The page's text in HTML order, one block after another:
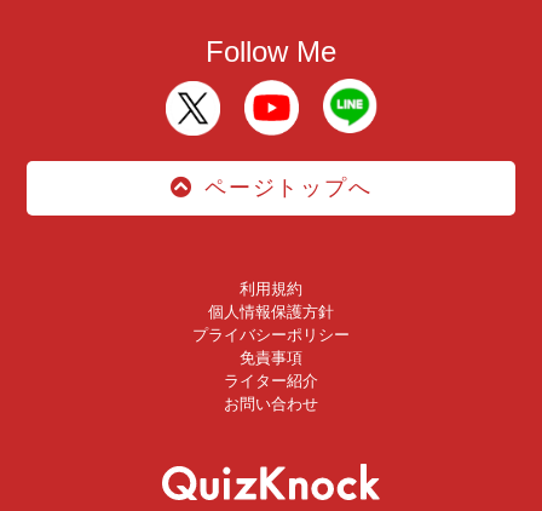
Follow Me
ページトップへ
利用規約
個人情報保護方針
プライバシーポリシー
免責事項
ライター紹介
お問い合わせ